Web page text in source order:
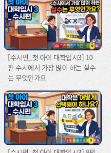
[수시편_첫 아이 대학입시3] 10
편 수시에서 가장 많이 하는 실수
는 무엇인가요